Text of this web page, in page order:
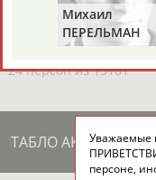
24 персон из 13181
ТАБЛО АКТИВНОСТИ
Михаил
ПЕРЕЛЬМАН
(ПЕРЛЬМАН)
Уважаемые
персоне,